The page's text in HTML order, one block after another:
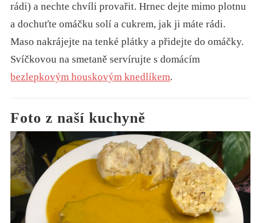
rádi) a nechte chvíli provařit. Hrnec dejte mimo plotnu
a dochuťte omáčku solí a cukrem, jak ji máte rádi.
Maso nakrájejte na tenké plátky a přidejte do omáčky.
Svíčkovou na smetaně servírujte s domácím
bezlepkovým houskovým knedlíkem.
Foto z naší kuchyně